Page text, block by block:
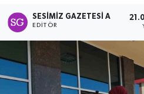
SESIMIZ GAZETESI A
EDITÖR
Gündem
Magazin
Politika
Süper Lig Puan Durumu
Tüm Manşetler
Son Dakika Haberleri